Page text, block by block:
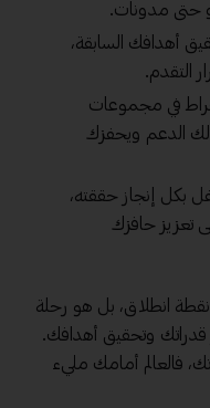
حتى مدونات.
أهدافك السابقة،
التقدم.
في مجموعات
الدعم ويحفزك
بكل إنجاز حققته،
تعزيز حافزك
انطلاق، بل هو رحلة
قدراتك وتحقيق أهدافك.
فالعالم أمامك مليء